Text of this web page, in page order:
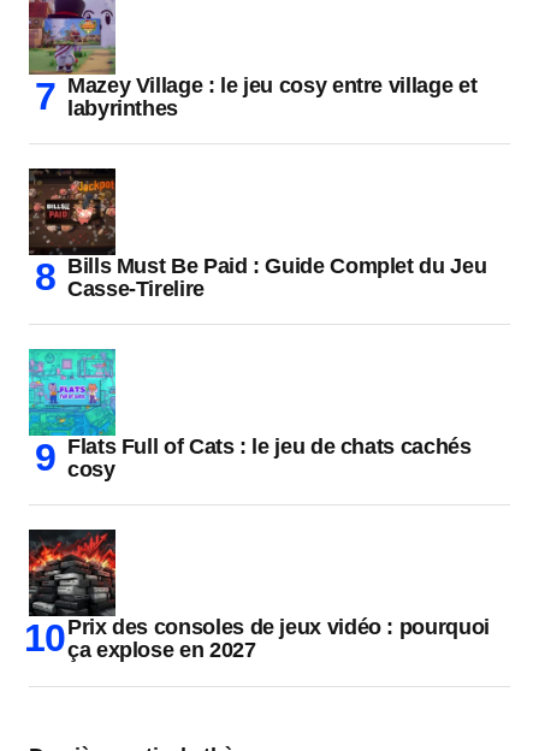
Mazey Village : le jeu cosy entre village et
labyrinthes
Bills Must Be Paid : Guide Complet du Jeu
Casse-Tirelire
Flats Full of Cats : le jeu de chats cachés
cosy
Prix des consoles de jeux vidéo : pourquoi
ça explose en 2027